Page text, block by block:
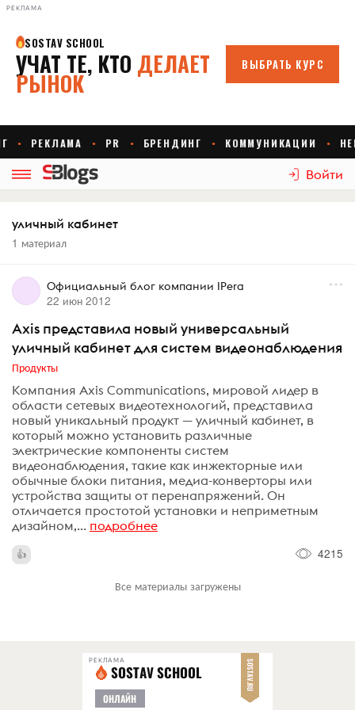
РЕКЛАМА
Войти
уличный кабинет
1 материал
Официальный блог компании IPera
22 июн 2012
Axis представила новый универсальный
уличный кабинет для систем видеонаблюдения
Продукты
Компания Axis Communications, мировой лидер в
области сетевых видеотехнологий, представила
новый уникальный продукт — уличный кабинет, в
который можно установить различные
электрические компоненты систем
видеонаблюдения, такие как инжекторные или
обычные блоки питания, медиа-конверторы или
устройства защиты от перенапряжений. Он
отличается простотой установки и неприметным
дизайном,... подробнее
4215
Все материалы загружены
РЕКЛАМА